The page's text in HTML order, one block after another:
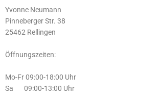
Yvonne Neumann
Pinneberger Str. 38
25462 Rellingen
Öffnungszeiten:
Mo-Fr 09:00-18:00 Uhr
Sa 09:00-13:00 Uhr